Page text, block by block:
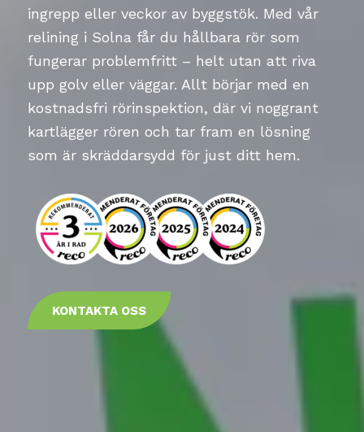
ingrepp eller veckor av byggstök. Med vår
relining i Solna får du hållbara rör som
fungerar problemfritt – helt utan att riva
upp golv eller väggar. Allt börjar med en
kostnadsfri rörinspektion, där vi noggrant
kartlägger rören och tar fram en lösning
som är skräddarsydd för just ditt hem.
KONTAKTA OSS